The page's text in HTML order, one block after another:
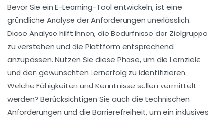
Bevor Sie ein E-Learning-Tool entwickeln, ist eine
gründliche Analyse der Anforderungen unerlässlich.
Diese Analyse hilft Ihnen, die Bedürfnisse der Zielgruppe
zu verstehen und die Plattform entsprechend
anzupassen. Nutzen Sie diese Phase, um die Lernziele
und den gewünschten Lernerfolg zu identifizieren.
Welche Fähigkeiten und Kenntnisse sollen vermittelt
werden? Berücksichtigen Sie auch die technischen
Anforderungen und die Barrierefreiheit, um ein inklusives